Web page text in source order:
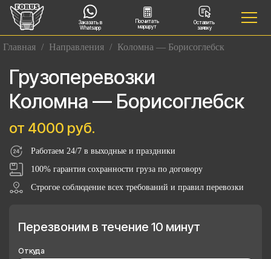
Заказать в
Whatsapp
Посчитать
маршрут
Оставить
заявку
Главная / Направления / Коломна — Борисоглебск
Грузоперевозки
Коломна — Борисоглебск
от 4000 руб.
Работаем 24/7 в выходные и праздники
100% гарантия сохранности груза по договору
Строгое соблюдение всех требований и правил перевозки
Перезвоним в течение 10 минут
Откуда